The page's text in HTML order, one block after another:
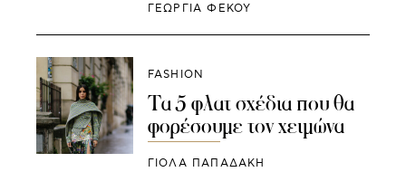
ΓΕΩΡΓΙΑ ΦΕΚΟΥ
FASHION
Τα 5 φλατ σχέδια που θα
φορέσουμε τον χειμώνα
ΓΙΌΛΑ ΠΑΠΑΔΆΚΗ